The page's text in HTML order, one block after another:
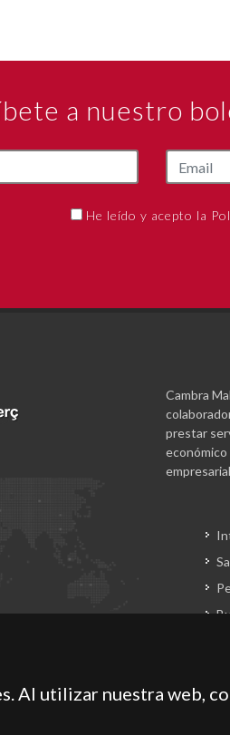
a nuestro
He leído y acepto la
Cambra
prestar
Al utilizar nuestra web,